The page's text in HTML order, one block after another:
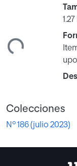
Colecciones
Nº 186 (julio 2023)